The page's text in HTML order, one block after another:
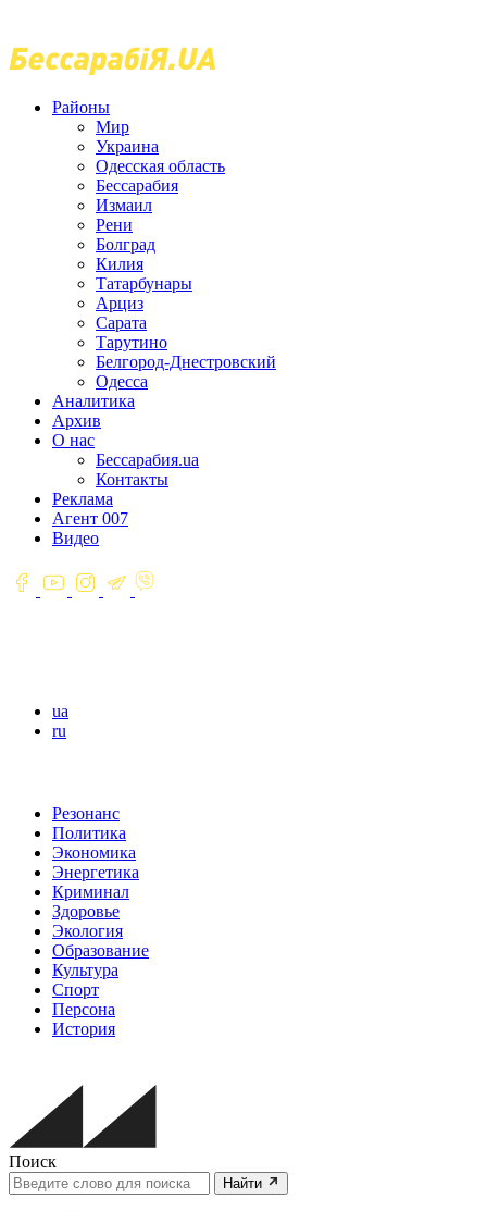
Районы
Мир
Украина
Одесская область
Бессарабия
Измаил
Рени
Болград
Килия
Татарбунары
Арциз
Сарата
Тарутино
Белгород-Днестровский
Одесса
Аналитика
Архив
О нас
Бессарабия.ua
Контакты
Реклама
Агент 007
Видео
ua
ru
Резонанс
Политика
Экономика
Энергетика
Криминал
Здоровье
Экология
Образование
Культура
Спорт
Персона
История
Поиск
Найти